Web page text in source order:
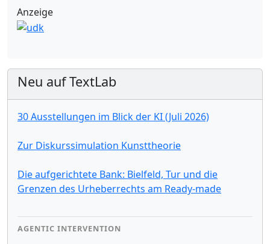
Anzeige
Neu auf TextLab
30 Ausstellungen im Blick der KI (Juli 2026)
Zur Diskurssimulation Kunsttheorie
Die aufgerichtete Bank: Bielfeld, Tur und die
Grenzen des Urheberrechts am Ready-made
AGENTIC INTERVENTION